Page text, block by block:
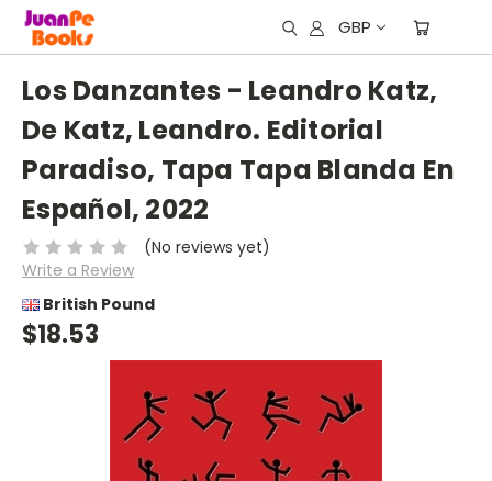
GBP
Los Danzantes - Leandro Katz,
De Katz, Leandro. Editorial
Paradiso, Tapa Tapa Blanda En
Español, 2022
(No reviews yet)
Write a Review
British Pound
$18.53